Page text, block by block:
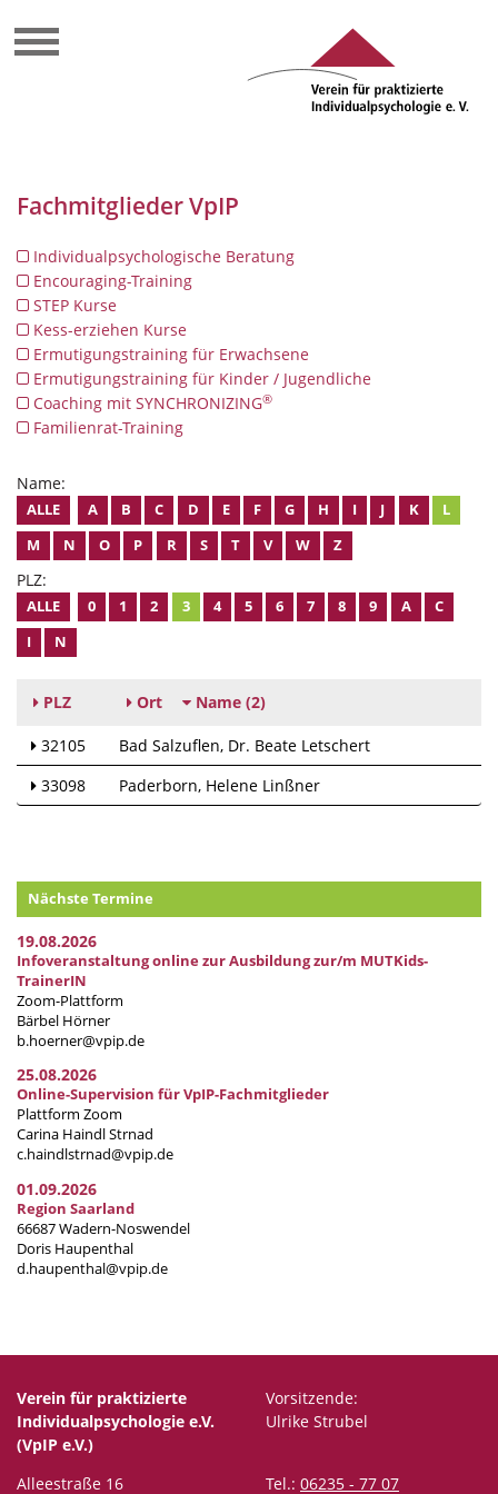
Fachmitglieder VpIP
Individualpsychologische Beratung
Encouraging-Training
STEP Kurse
Kess-erziehen Kurse
Ermutigungstraining für Erwachsene
Ermutigungstraining für Kinder / Jugendliche
Coaching mit SYNCHRONIZING®
Familienrat-Training
Name:
ALLE A B C D E F G H I J K
L
M
N O P R S T V W Z
PLZ:
ALLE 0 1 2 3 4 5 6 7 8 9 A
C
I
N
PLZ Ort Name (2)
32105 Bad Salzuflen Dr. Beate Letschert
33098
Paderborn Helene Linßner
Nächste Termine
19.08.2026
Infoveranstaltung online zur Ausbildung zur/m MUTKids-
TrainerIN
Zoom-Plattform
Bärbel Hörner
b.hoerner@vpip.de
25.08.2026
Online-Supervision für VpIP-Fachmitglieder
Plattform Zoom
Carina Haindl Strnad
c.haindlstrnad@vpip.de
01.09.2026
Region Saarland
66687 Wadern-Noswendel
Doris Haupenthal
d.haupenthal@vpip.de
Verein für praktizierte
Individualpsychologie e.V.
(VpIP e.V.)
Vorsitzende:
Ulrike Strubel
Alleestraße 16 Tel.: 06235 - 77 07